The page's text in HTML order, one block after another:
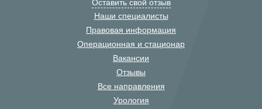
Оставить свой отзыв
Наши специалисты
Правовая информация
Операционная и стационар
Вакансии
Отзывы
Все направления
Урология